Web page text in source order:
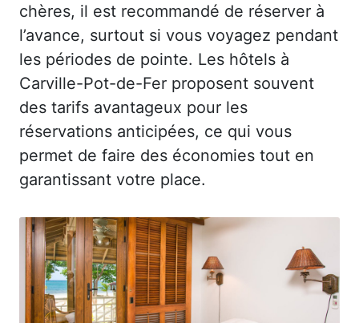
chères, il est recommandé de réserver à
l’avance, surtout si vous voyagez pendant
les périodes de pointe. Les hôtels à
Carville-Pot-de-Fer proposent souvent
des tarifs avantageux pour les
réservations anticipées, ce qui vous
permet de faire des économies tout en
garantissant votre place.